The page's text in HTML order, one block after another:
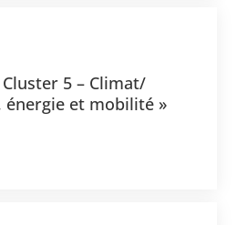
5 – Climat/
énergie et mobilité »